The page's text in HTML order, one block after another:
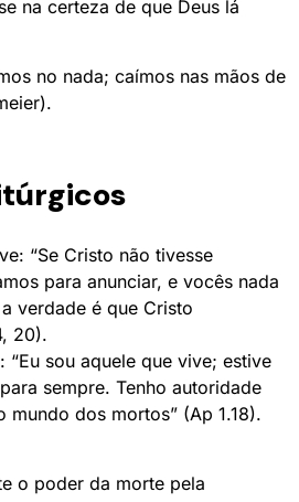
na certeza de que Deus lá
no nada; caímos nas mãos de
“Se Cristo não tivesse
para anunciar, e vocês nada
verdade é que Cristo
20).
sou aquele que vive; estive
sempre. Tenho autoridade
mundo dos mortos” (Ap 1.18).
o poder da morte pela